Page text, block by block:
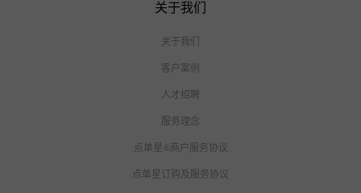
关于我们
关于我们
客户案例
人才招聘
服务理念
点单星®商户服务协议
点单星订购及服务协议